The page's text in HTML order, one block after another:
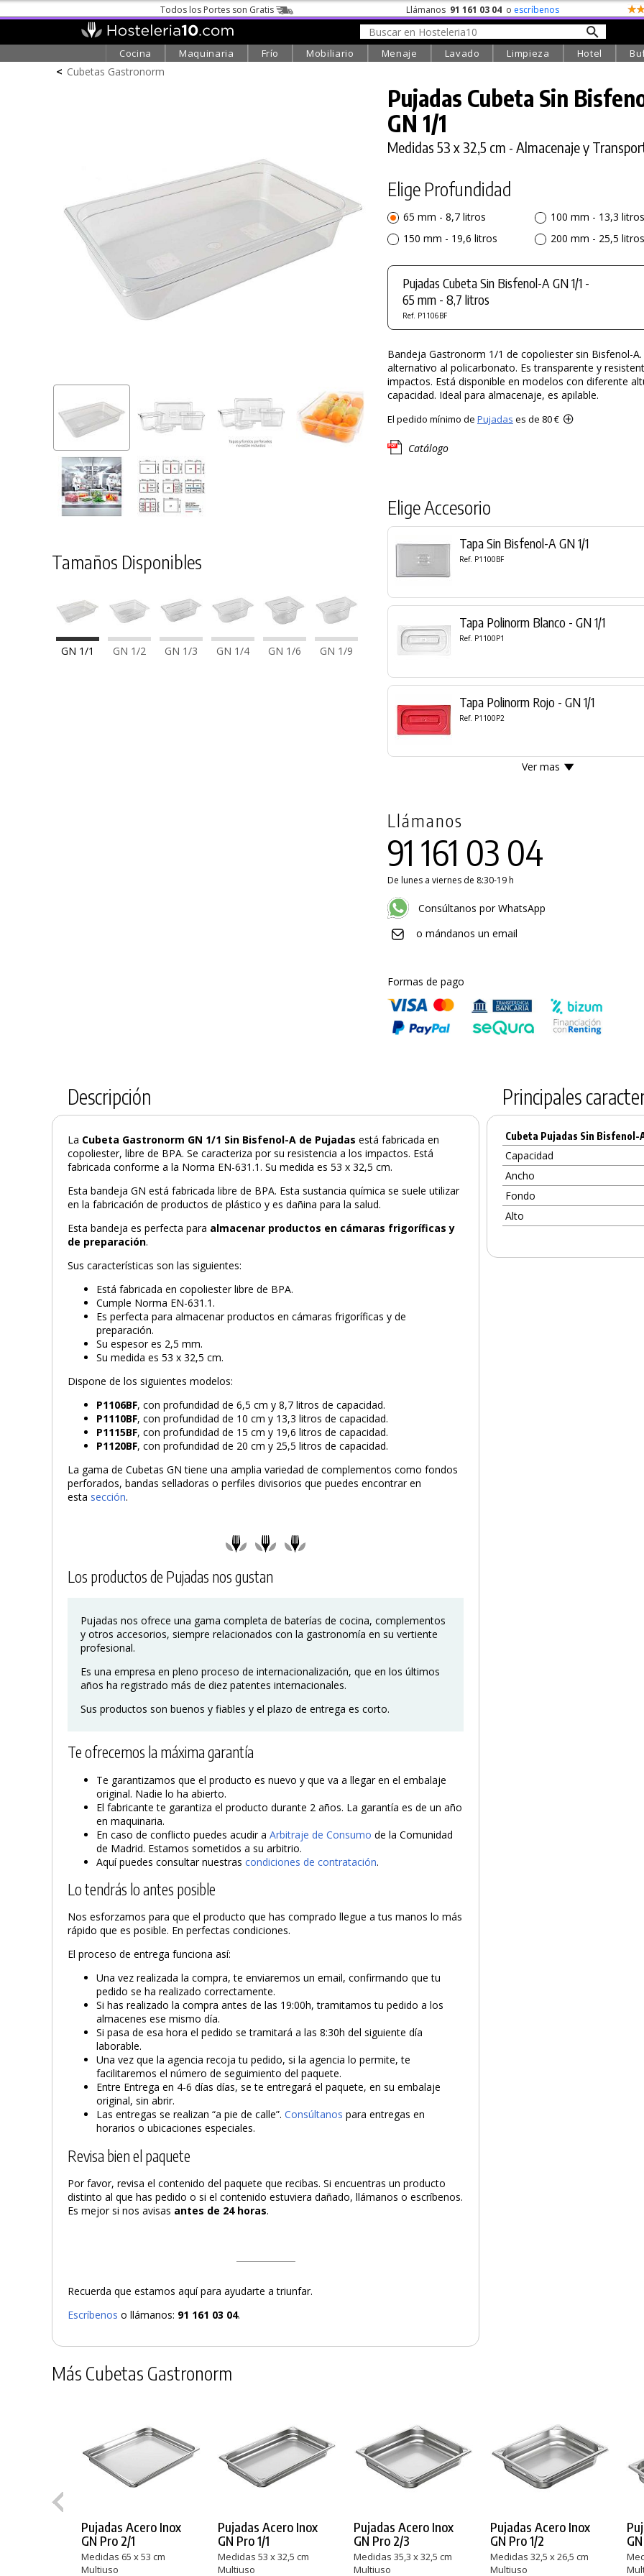
Todos los Portes son Gratis Llámanos 91 161 03 04 o escríbenos
Cocina Maquinaria Frío Mobiliario Menaje Lavado Limpieza Hotel
< Cubetas Gastronorm
Tamaños Disponibles
GN 1/1 GN 1/2 GN 1/3 GN 1/4 GN 1/6 GN 1/9
Pujadas Cubeta Sin
GN 1/1
Medidas 53 x 32,5 cm - Almacenaje y
Elige Profundidad
65 mm - 8,7 litros
100 mm - 13,3 litros
150 mm - 19,6 litros
200 mm - 25,5 litros
Pujadas Cubeta Sin Bisfenol-A GN 1/1 -
65 mm - 8,7 litros
Ref. P1106BF
Bandeja Gastronorm 1/1 de copoliester sin Bisfenol-
alternativo al policarbonato. Es transparente y
impactos. Está disponible en modelos con diferente
capacidad. Ideal para almacenaje, es apilable.
El pedido mínimo de Pujadas es de 80 €
Catálogo
Elige Accesorio
Tapa Sin Bisfenol-A GN 1/1
Ref. P1100BF
Tapa Polinorm Blanco - GN 1/1
Ref. P1100P1
Tapa Polinorm Rojo - GN 1/1
Ref. P1100P2
Ver mas
Llámanos
91 161 03 04
De lunes a viernes de 8:30-19 h
Consúltanos por WhatsApp
o mándanos un email
Formas de pago
Descripción
La Cubeta Gastronorm GN 1/1 Sin Bisfenol-A de Pujadasestá fabricada en
copoliester, libre de BPA. Se caracteriza por su resistencia a los impactos. Está
fabricada conforme a la Norma EN-631.1. Su medida es 53 x 32,5 cm.
Esta bandeja GN está fabricada libre de BPA. Esta sustancia química se suele utilizar
en la fabricación de productos de plástico y es dañina para la salud.
Esta bandeja es perfecta para almacenar productos en cámaras frigoríficas y
de preparación.
Sus características son las siguientes:
Está fabricada en copoliester libre de BPA.
Cumple Norma EN-631.1.
Es perfecta para almacenar productos en cámaras frigoríficas y de
preparación.
Su espesor es 2,5 mm.
Su medida es 53 x 32,5 cm.
Dispone de los siguientes modelos:
P1106BF, con profundidad de 6,5 cm y 8,7 litros de capacidad.
P1110BF, con profundidad de 10 cm y 13,3 litros de capacidad.
P1115BF, con profundidad de 15 cm y 19,6 litros de capacidad.
P1120BF, con profundidad de 20 cm y 25,5 litros de capacidad.
La gama de Cubetas GN tiene una amplia variedad de complementos como fondos
perforados, bandas selladoras o perfiles divisorios que puedes encontrar en
esta sección.
Los productos de Pujadas nos gustan
Pujadas nos ofrece una gama completa de baterías de cocina, complementos
y otros accesorios, siempre relacionados con la gastronomía en su vertiente
profesional.
Es una empresa en pleno proceso de internacionalización, que en los últimos
años ha registrado más de diez patentes internacionales.
Sus productos son buenos y fiables y el plazo de entrega es corto.
Te ofrecemos la máxima garantía
Te garantizamos que el producto es nuevo y que va a llegar en el embalaje
original. Nadie lo ha abierto.
El fabricante te garantiza el producto durante 2 años. La garantía es de un año
en maquinaria.
En caso de conflicto puedes acudir aArbitraje de Consumo de la Comunidad
de Madrid. Estamos sometidos a su arbitrio.
Aquí puedes consultar nuestrascondiciones de contratación.
Lo tendrás lo antes posible
Nos esforzamos para que el producto que has comprado llegue a tus manos lo más
rápido que es posible. En perfectas condiciones.
El proceso de entrega funciona así:
Una vez realizada la compra, te enviaremos un email, confirmando que tu
pedido se ha realizado correctamente.
Si has realizado la compra antes de las 19:00h, tramitamos tu pedido a los
almacenes ese mismo día.
Si pasa de esa hora el pedido se tramitará a las 8:30h del siguiente día
laborable.
Una vez que la agencia recoja tu pedido, si la agencia lo permite, te
facilitaremos el número de seguimiento del paquete.
Entre Entrega en 4-6 días días, se te entregará el paquete, en su embalaje
original, sin abrir.
Las entregas se realizan “a pie de calle”.Consúltanos para entregas en
horarios o ubicaciones especiales.
Revisa bien el paquete
Por favor, revisa el contenido del paquete que recibas. Si encuentras un producto
distinto al que has pedido o si el contenido estuviera dañado, llámanos o escríbenos.
Es mejor si nos avisas antes de 24 horas.
Recuerda que estamos aquí para ayudarte a triunfar.
Escríbenos o llámanos: 91 161 03 04.
Principales
Cubeta Pujadas Sin Bisfenol-A
Capacidad
Ancho
Fondo
Alto
Más Cubetas Gastronorm
Pujadas Acero Inox
GN Pro 2/1
Medidas 65 x 53 cm
Multiuso
Pujadas Acero Inox
GN Pro 1/1
Medidas 53 x 32,5 cm
Multiuso
Pujadas Acero Inox
GN Pro 2/3
Medidas 35,3 x 32,5 cm
Multiuso
Pujadas Acero Inox
GN Pro 1/2
Medidas 32,5 x 26,5 cm
Multiuso